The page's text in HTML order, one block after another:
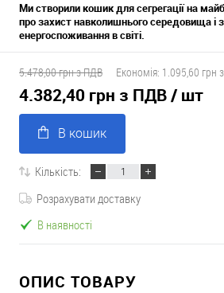
Ми створили кошикдля сегрегації на
про захист навколишнього середовища і
енергоспоживання в світі.
5.478,00 грн з ПДВ Економія: 1.095,60 грн
4.382,40 грн з ПДВ/ шт
В кошик
Кількість:
Розрахувати доставку
В наявності
ОПИС ТОВАРУ